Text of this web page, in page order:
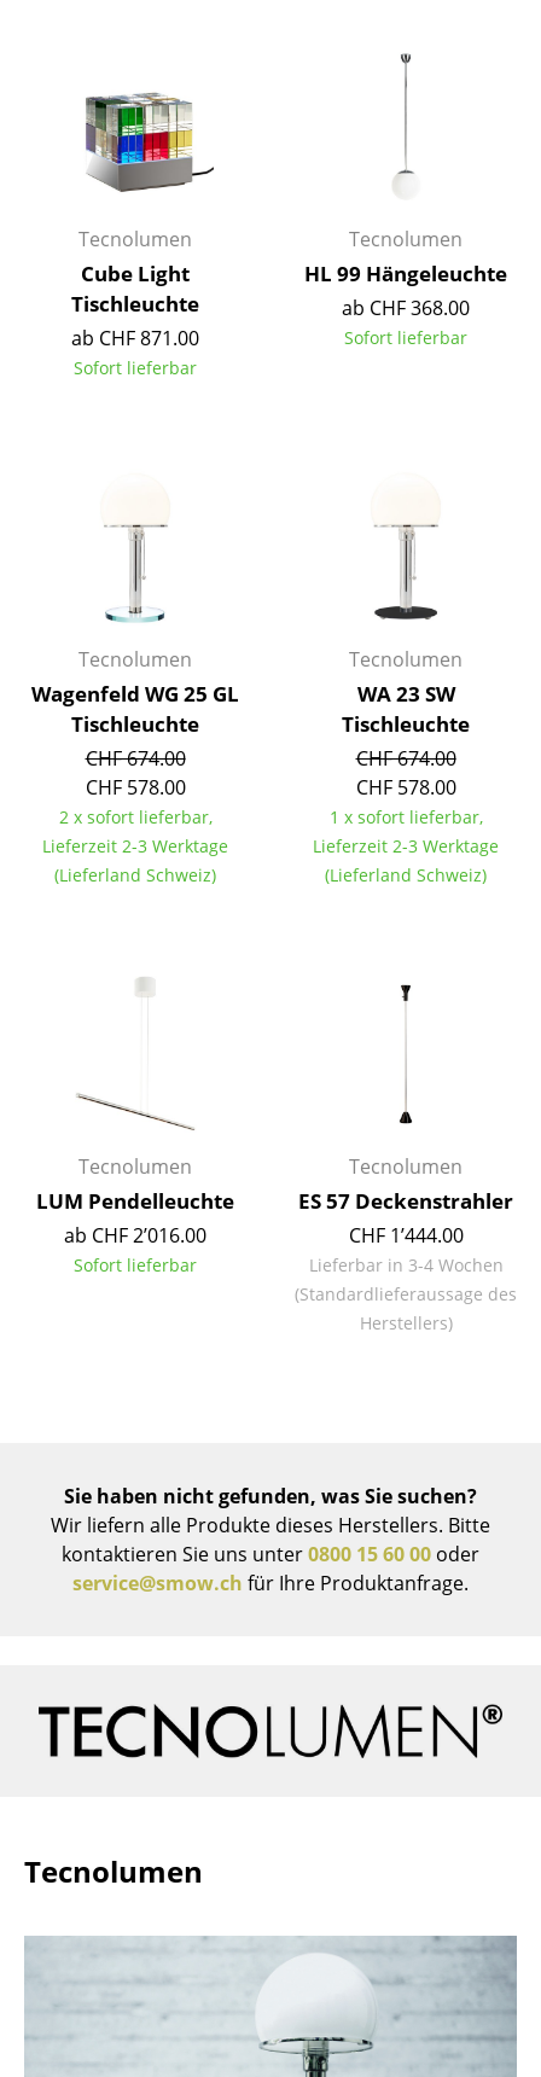
Hängeleuchten & Deckenleuchten
Tischleuchten
Schreibtischleuchten
Stehleuchten & Leseleuchten
Bodenleuchten
Wandleuchten
... alle Leuchten
Doppelbetten
Einzelbetten
Stapelbetten
Kinderbetten
Nachttische & Bettzubehör
... alle Betten
Tabletts
Büroutensilien
Aufbewahrungsboxen
... alle Accessoires
Räume
Esszimmer
Arbeitszimmer
Badezimmer
Stauraum
Balkon & Garten
Tecnolumen
Cube Light
Tischleuchte
ab CHF 871.00
Sofort lieferbar
Tecnolumen
HL 99 Hängeleuchte
ab CHF 368.00
Sofort lieferbar
Tecnolumen
Wagenfeld WG 25 GL
Tischleuchte
CHF 674.00
CHF 578.00
2 x sofort lieferbar,
Lieferzeit 2-3 Werktage
(Lieferland Schweiz)
Tecnolumen
WA 23 SW
Tischleuchte
CHF 674.00
CHF 578.00
1 x sofort lieferbar,
Lieferzeit 2-3 Werktage
(Lieferland Schweiz)
Tecnolumen
LUM Pendelleuchte
ab CHF 2’016.00
Sofort lieferbar
Tecnolumen
ES 57 Deckenstrahler
CHF 1’444.00
Lieferbar in 3-4 Wochen
(Standardlieferaussage des
Herstellers)
Sie haben nicht gefunden, was Sie suchen?
Wir liefern alle Produkte dieses Herstellers. Bitte
kontaktieren Sie uns unter0800 15 60 00 oder
service@smow.ch für Ihre Produktanfrage.
Tecnolumen